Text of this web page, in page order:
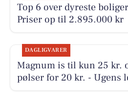
Top 6 over dyreste
Priser op til 2.895.000 kr
DAGLIGVARER
Magnum is til kun 25 kr.
pølser for 20 kr. - Ugens